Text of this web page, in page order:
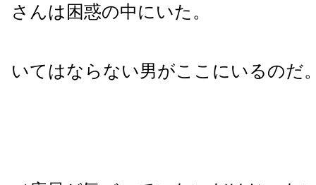
さんは困惑の中にいた。
いてはならない男がここにいるのだ